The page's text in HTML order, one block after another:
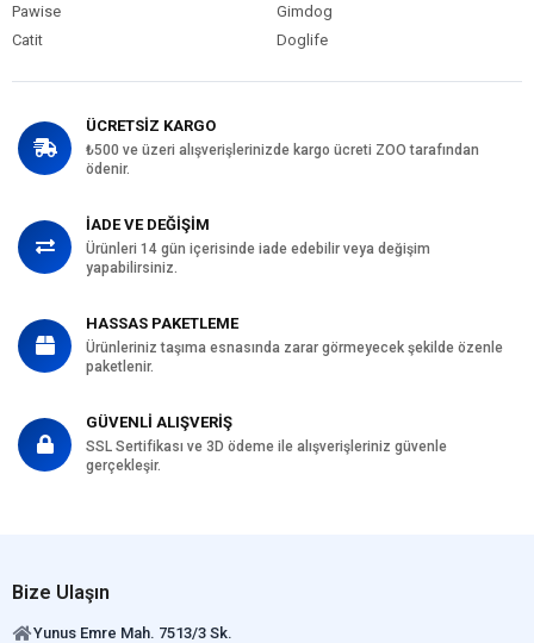
Pawise
Gimdog
Catit
Doglife
ÜCRETSİZ KARGO
₺500 ve üzeri alışverişlerinizde kargo ücreti ZOO tarafından
ödenir.
İADE VE DEĞİŞİM
Ürünleri 14 gün içerisinde iade edebilir veya değişim
yapabilirsiniz.
HASSAS PAKETLEME
Ürünleriniz taşıma esnasında zarar görmeyecek şekilde özenle
paketlenir.
GÜVENLİ ALIŞVERİŞ
SSL Sertifikası ve 3D ödeme ile alışverişleriniz güvenle
gerçekleşir.
Bize Ulaşın
Yunus Emre Mah. 7513/3 Sk.